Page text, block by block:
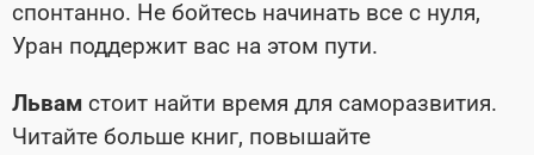
спонтанно. Не бойтесь начинать все с нуля,
Уран поддержит вас на этом пути.
Львам стоит найти время для саморазвития.
Читайте больше книг, повышайте